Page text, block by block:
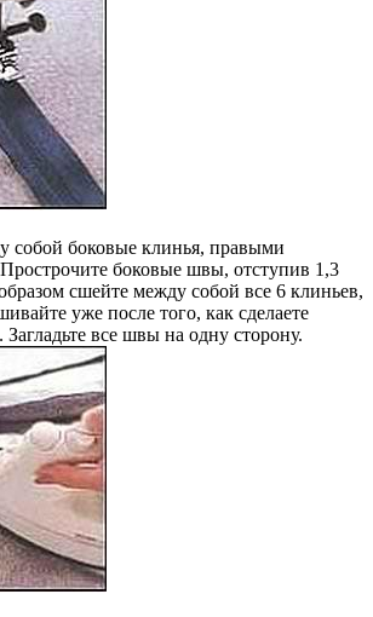
собой боковые клинья, правыми
боковые швы, отступив 1,3
сшейте между собой все 6 клиньев,
уже после того, как сделаете
все швы на одну сторону.